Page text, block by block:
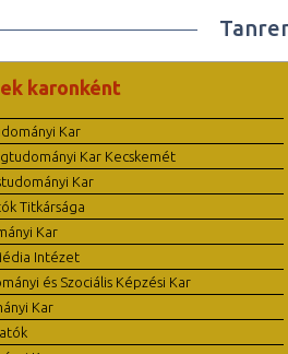
karonként
Kar
Kar Kecskemét
Kar
Titkársága
Kar
Intézet
és Szociális Képzési Kar
Kar